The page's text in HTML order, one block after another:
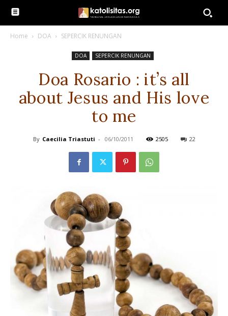
Home DOA SEPERCIK RENUNGAN
DOA SEPERCIK RENUNGAN
Doa Rosario : it’s all
about Jesus and His love
to me
By Caecilia Triastuti - 06/10/2011 2505 22